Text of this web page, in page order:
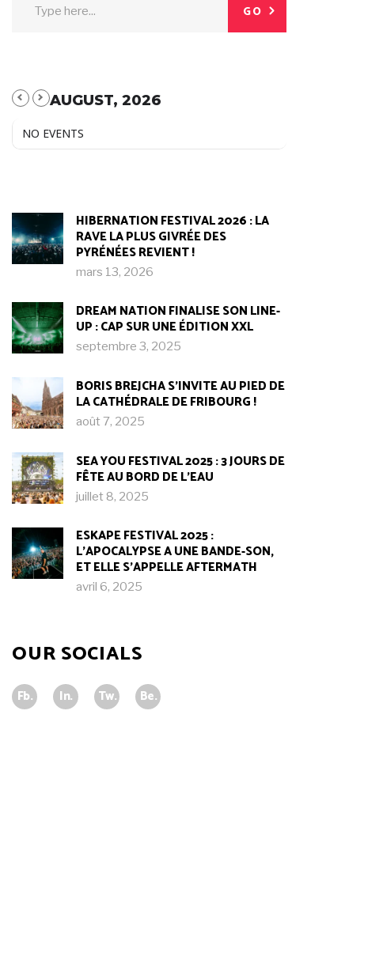
GO
AUGUST, 2026
NO EVENTS
HIBERNATION FESTIVAL 2026 : LA
RAVE LA PLUS GIVRÉE DES
PYRÉNÉES REVIENT !
mars 13, 2026
DREAM NATION FINALISE SON LINE-
UP : CAP SUR UNE ÉDITION XXL
septembre 3, 2025
BORIS BREJCHA S’INVITE AU PIED DE
LA CATHÉDRALE DE FRIBOURG !​
août 7, 2025
SEA YOU FESTIVAL 2025 : 3 JOURS DE
FÊTE AU BORD DE L’EAU
juillet 8, 2025
ESKAPE FESTIVAL 2025 :
L’APOCALYPSE A UNE BANDE-SON,
ET ELLE S’APPELLE AFTERMATH
avril 6, 2025
OUR SOCIALS
Fb. In. Tw. Be.